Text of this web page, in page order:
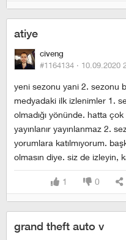
atiye
civeng
#1164134 · 10.09.2020
yeni sezonu yani 2. sezonu
medyadaki ilk izlenimler 1.
olmadığı yönünde. hatta
yayınlanır yayınlanmaz 2.
yorumlara katılmıyorum.
olmasın diye. siz de izleyin,
1 0
grand theft auto v